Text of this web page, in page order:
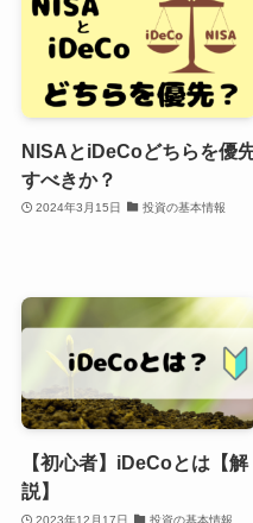
NISAとiDeCoどちらを優
すべきか？
2024年3月15日 投資の基本情報
【初心者】iDeCoとは【解
説】
2023年12月17日 投資の基本情報